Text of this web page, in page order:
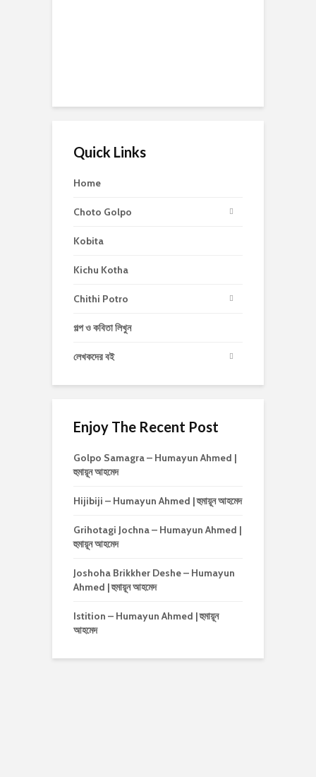
Quick Links
Home
Choto Golpo
Kobita
Kichu Kotha
Chithi Potro
গল্প ও কবিতা লিখুন
লেখকদের বই
Enjoy The Recent Post
Golpo Samagra – Humayun Ahmed |
হুমায়ূন আহমেদ
Hijibiji – Humayun Ahmed | হুমায়ূন আহমেদ
Grihotagi Jochna – Humayun Ahmed |
হুমায়ূন আহমেদ
Joshoha Brikkher Deshe – Humayun
Ahmed | হুমায়ূন আহমেদ
Istition – Humayun Ahmed | হুমায়ূন
আহমেদ